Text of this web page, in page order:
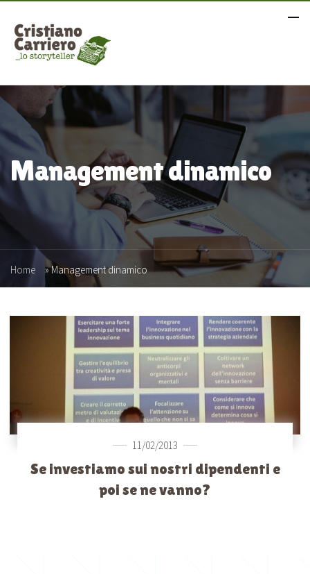
Management dinamico
Home »Management dinamico
11/02/2013
Se investiamo sui nostri dipendenti e
poi se ne vanno?